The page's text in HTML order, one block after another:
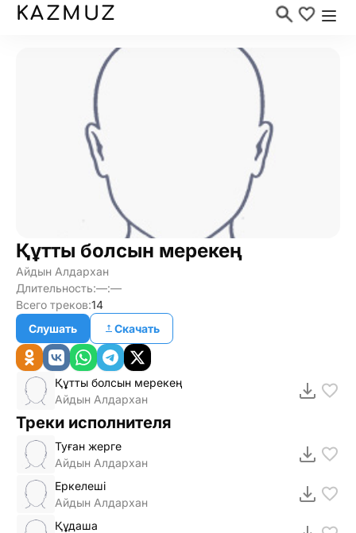
KAZMUZ
Құтты болсын мерекең
Айдын Алдархан
Длительность:—:—
Всего треков:14
Слушать
Скачать
Құтты болсын мерекең
Айдын Алдархан
Треки исполнителя
Туған жерге
Айдын Алдархан
Еркелеші
Айдын Алдархан
Құдаша